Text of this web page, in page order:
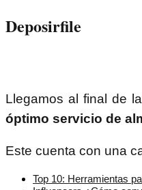
Deposirfile
Llegamos al final de
óptimo servicio de
Este cuenta con una
Top 10: Herramientas